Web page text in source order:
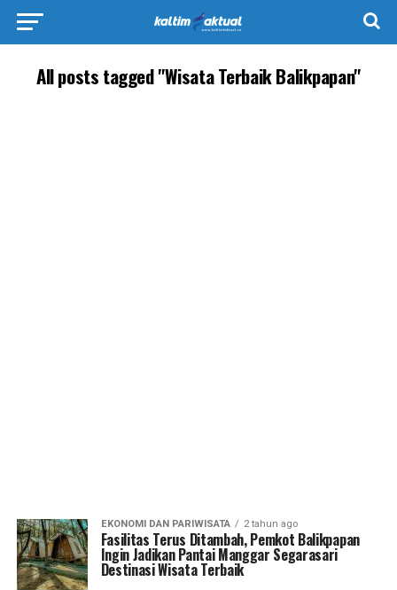
All posts tagged "Wisata Terbaik Balikpapan"
EKONOMI DAN PARIWISATA 2 tahun ago
Fasilitas Terus Ditambah, Pemkot Balikpapan
Ingin Jadikan Pantai Manggar Segarasari
Destinasi Wisata Terbaik